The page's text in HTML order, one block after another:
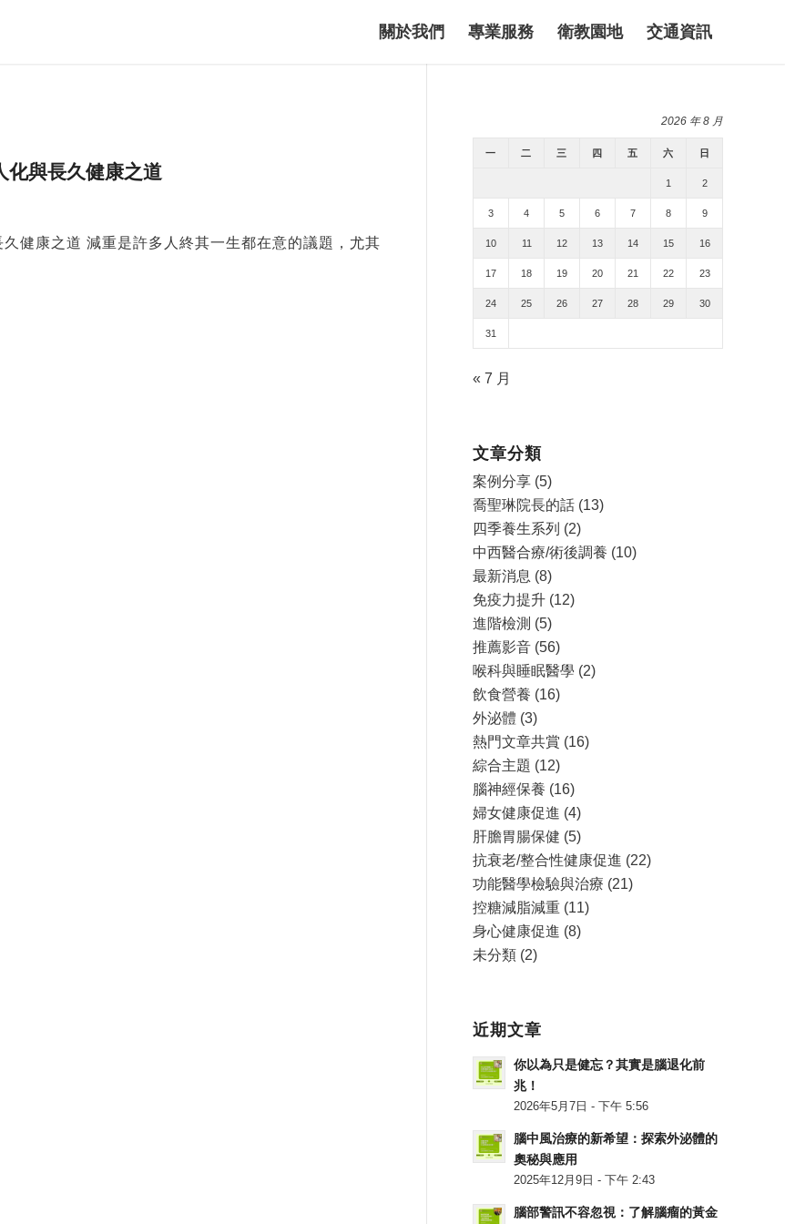
關於我們 專業服務 衛教園地 交通資訊
化與長久健康之道
健康之道 減重是許多人終其一生都在意的議題，尤其
2026 年 8 月
一 二 三 四 五 六 日
1 2
3 4 5 6 7 8 9
10 11 12 13 14 15 16
17 18 19 20 21 22 23
24 25 26 27 28 29 30
31
« 7 月
文章分類
案例分享 (5)
喬聖琳院長的話 (13)
四季養生系列 (2)
中西醫合療/術後調養 (10)
最新消息 (8)
免疫力提升 (12)
進階檢測 (5)
推薦影音 (56)
喉科與睡眠醫學 (2)
飲食營養 (16)
外泌體 (3)
熱門文章共賞 (16)
綜合主題 (12)
腦神經保養 (16)
婦女健康促進 (4)
肝膽胃腸保健 (5)
抗衰老/整合性健康促進 (22)
功能醫學檢驗與治療 (21)
控糖減脂減重 (11)
身心健康促進 (8)
未分類 (2)
近期文章
你以為只是健忘？其實是腦退化前
兆！
2026年5月7日 - 下午 5:56
腦中風治療的新希望：探索外泌體的
奧秘與應用
2025年12月9日 - 下午 2:43
腦部警訊不容忽視：了解腦瘤的黃金